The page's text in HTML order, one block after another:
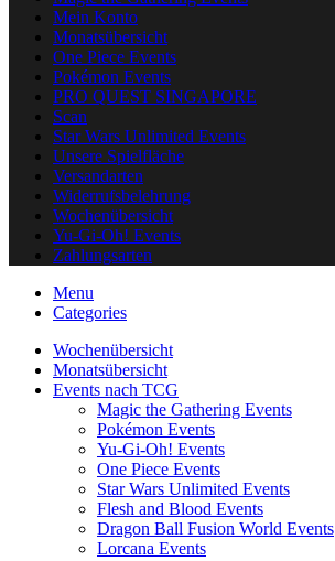
Mein Konto
Monatsübersicht
One Piece Events
Pokémon Events
PRO QUEST SINGAPORE
Scan
Star Wars Unlimited Events
Unsere Spielfläche
Versandarten
Widerrufsbelehrung
Wochenübersicht
Yu-Gi-Oh! Events
Zahlungsarten
Menu
Categories
Wochenübersicht
Monatsübersicht
Events nach TCG
Magic the Gathering Events
Pokémon Events
Yu-Gi-Oh! Events
One Piece Events
Star Wars Unlimited Events
Flesh and Blood Events
Dragon Ball Fusion World Events
Lorcana Events